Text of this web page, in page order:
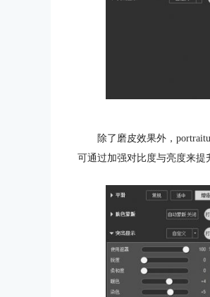
除了磨皮效果外，
可通过加强对比度与亮度来提